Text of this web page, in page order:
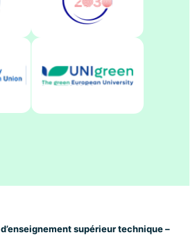
supérieur technique –